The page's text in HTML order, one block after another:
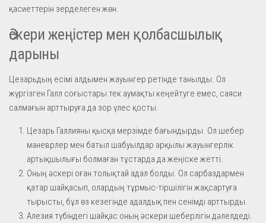
қасиеттерін зерделеген жөн.
Әскери жеңістер мен қолбасшылық
дарыны
Цезарьдың есімі алдымен жауынгер ретінде танылды. Ол
жүргізген Галл соғыстары тек аумақты кеңейтуге емес, саяси
салмағын арттыруға да зор үлес қосты.
Цезарь Галлияны қысқа мерзімде бағындырды. Ол шебер
маневрлер мен батыл шабуылдар арқылы жауынгерлік
артықшылығы болмаған тұстарда да жеңіске жетті.
Оның әскері оған толықтай адал болды. Ол сарбаздармен
қатар шайқасып, олардың тұрмыс-тіршілігін жақсартуға
тырысты, бұл өз кезегінде адалдық пен сенімді арттырды.
Алезия түбіндегі шайқас оның әскери шеберлігін дәлелдеді.